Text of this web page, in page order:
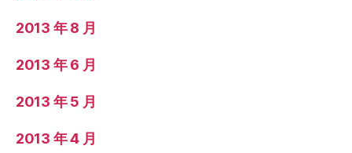
2013 年 8 月
2013 年 6 月
2013 年 5 月
2013 年 4 月